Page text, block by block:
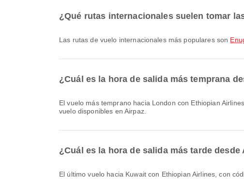
¿Qué rutas internacionales suelen tomar
Las rutas de vuelo internacionales más populares son
¿Cuál es la hora de salida más temprana
El vuelo más temprano hacia London con Ethiopian Airlines, con código de vuelo ET700, sale a las 01:05. Puedes consultar este horario y comparar otras opciones de
vuelo disponibles en Airpaz.
¿Cuál es la hora de salida más tarde
El último vuelo hacia Kuwait con Ethiopian Airlines, con código de vuelo ET620, sale a las 21:55. Puedes consultar este horario y comparar otras opciones de vuelo